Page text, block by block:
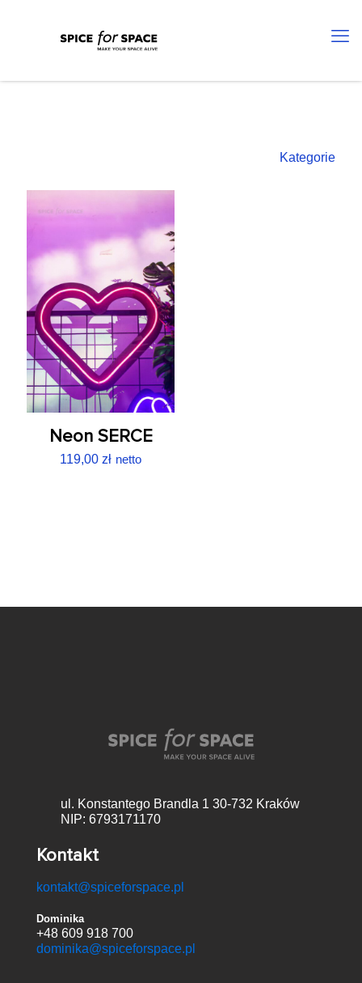
Kategorie
Neon SERCE
119,00zł netto
ul. Konstantego Brandla 1 30-732 Kraków
NIP: 6793171170
Kontakt
kontakt@spiceforspace.pl
Dominika
+48 609 918 700
dominika@spiceforspace.pl